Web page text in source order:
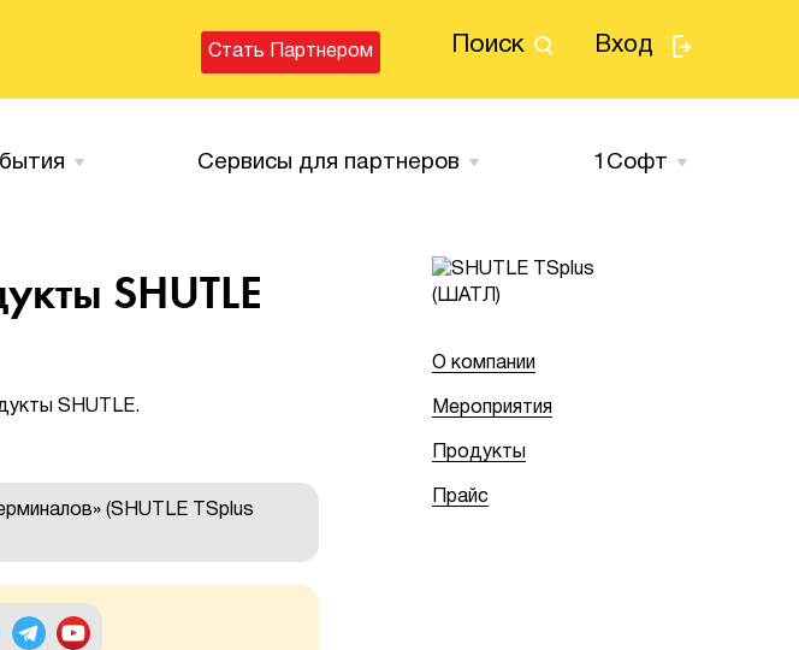
Поиск Вход
Стать Партнером
Сервисы для партнеров 1Cофт
SHUTLE
SHUTLE.
(SHUTLE TSplus
О компании
Мероприятия
Продукты
Прайс